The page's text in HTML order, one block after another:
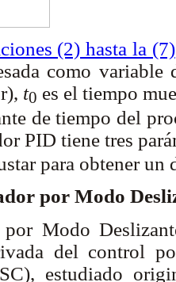
(2) hasta la (7)
como variable
t0 es el tiempo
de tiempo del
PID tiene tres
para obtener
por Modo
Modo
del control
estudiado